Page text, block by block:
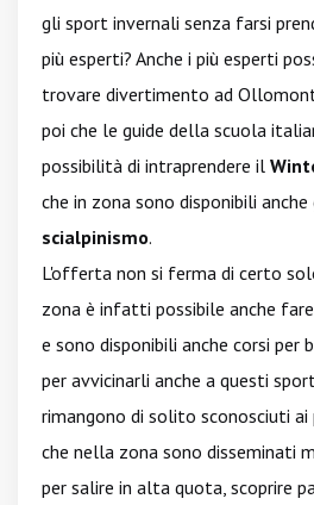
gli sport invernali senza farsi
più esperti? Anche i più esperti
trovare divertimento ad
poi che le guide della scuola
possibilità di intraprendere il
che in zona sono disponibili anche
scialpinismo.
L'offerta non si ferma di certo
zona è infatti possibile anche
e sono disponibili anche corsi per
per avvicinarli anche a questi
rimangono di solito sconosciuti ai
che nella zona sono disseminati
per salire in alta quota, scoprire